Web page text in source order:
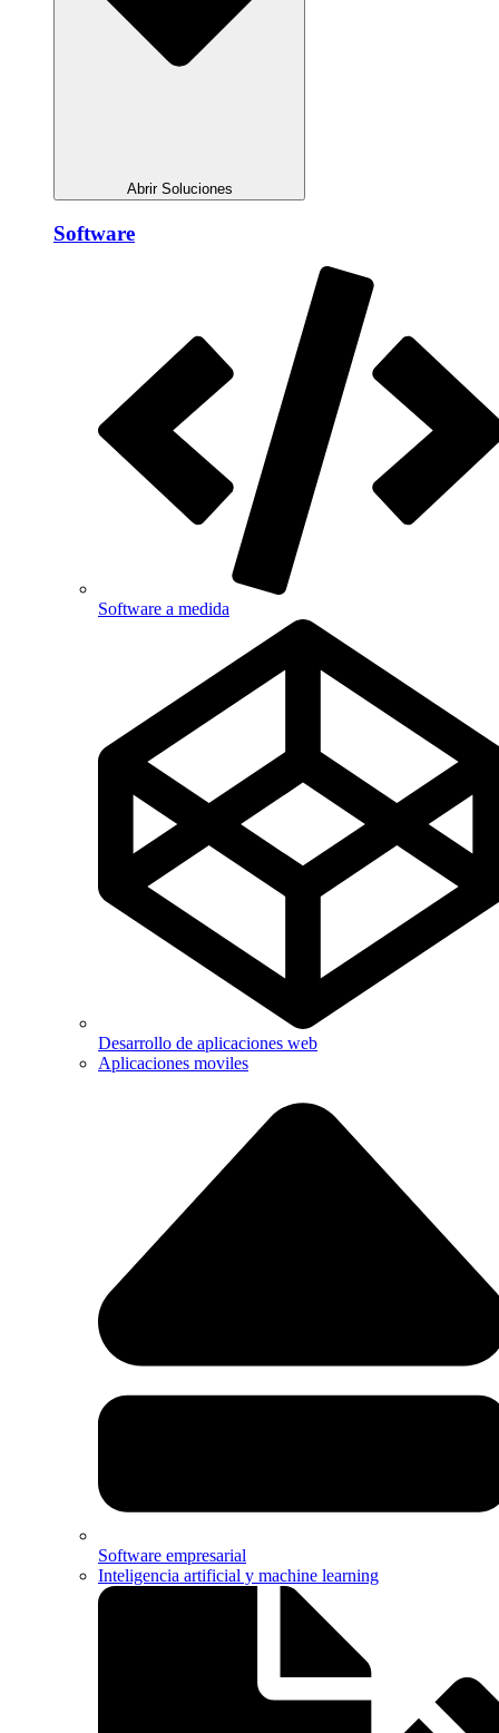
Abrir Soluciones
Software
Software a medida
Desarrollo de aplicaciones web
Aplicaciones moviles
Software empresarial
Inteligencia artificial y machine learning